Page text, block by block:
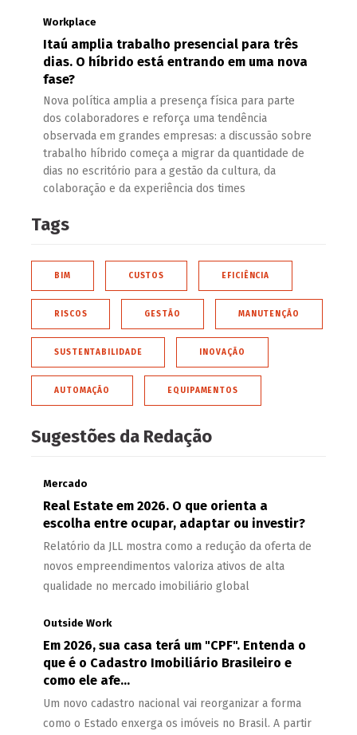
Workplace
Itaú amplia trabalho presencial para três
dias. O híbrido está entrando em uma nova
fase?
Nova política amplia a presença física para parte
dos colaboradores e reforça uma tendência
observada em grandes empresas: a discussão sobre
trabalho híbrido começa a migrar da quantidade de
dias no escritório para a gestão da cultura, da
colaboração e da experiência dos times
Tags
BIM CUSTOS EFICIÊNCIA
RISCOS GESTÃO MANUTENÇÃO
SUSTENTABILIDADE INOVAÇÃO
AUTOMAÇÃO EQUIPAMENTOS
Sugestões da Redação
Mercado
Real Estate em 2026. O que orienta a
escolha entre ocupar, adaptar ou investir?
Relatório da JLL mostra como a redução da oferta de
novos empreendimentos valoriza ativos de alta
qualidade no mercado imobiliário global
Outside Work
Em 2026, sua casa terá um "CPF". Entenda o
que é o Cadastro Imobiliário Brasileiro e
como ele afe...
Um novo cadastro nacional vai reorganizar a forma
como o Estado enxerga os imóveis no Brasil. A partir